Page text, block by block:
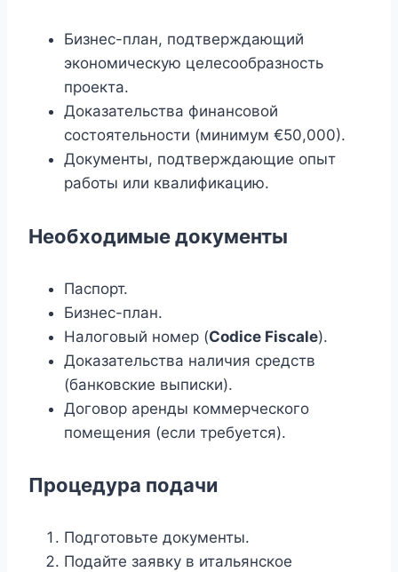
Бизнес-план, подтверждающий
экономическую целесообразность
проекта.
Доказательства финансовой
состоятельности (минимум €50,000).
Документы, подтверждающие опыт
работы или квалификацию.
Необходимые документы
Паспорт.
Бизнес-план.
Налоговый номер (Codice Fiscale).
Доказательства наличия средств
(банковские выписки).
Договор аренды коммерческого
помещения (если требуется).
Процедура подачи
Подготовьте документы.
Подайте заявку в итальянское